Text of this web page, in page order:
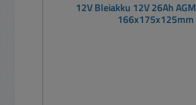
12V Bleiakku 12V 26Ah
166x175x125mm